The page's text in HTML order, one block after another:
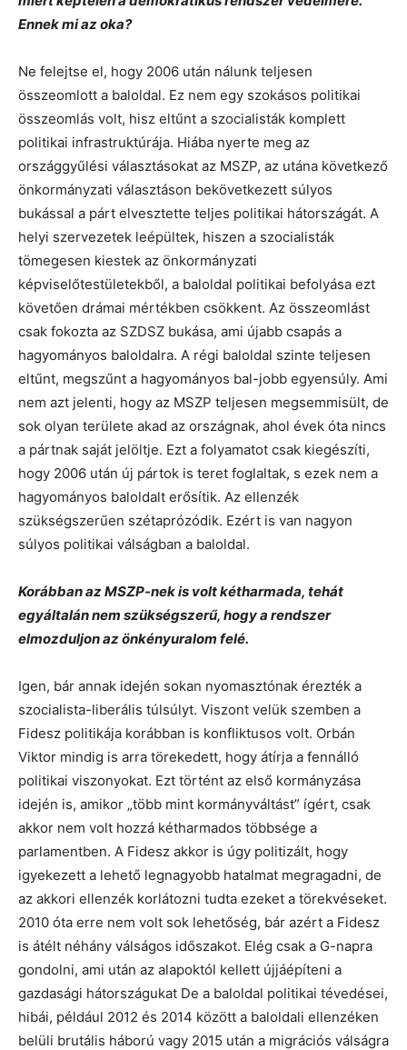
Ennek mi az oka?
Ne felejtse el, hogy 2006 után nálunk teljesen
összeomlott a baloldal. Ez nem egy szokásos politikai
összeomlás volt, hisz eltűnt a szocialisták komplett
politikai infrastruktúrája. Hiába nyerte meg az
országgyűlési választásokat az MSZP, az utána következő
önkormányzati választáson bekövetkezett súlyos
bukással a párt elvesztette teljes politikai hátországát. A
helyi szervezetek leépültek, hiszen a szocialisták
tömegesen kiestek az önkormányzati
képviselőtestületekből, a baloldal politikai befolyása ezt
követően drámai mértékben csökkent. Az összeomlást
csak fokozta az SZDSZ bukása, ami újabb csapás a
hagyományos baloldalra. A régi baloldal szinte teljesen
eltűnt, megszűnt a hagyományos bal-jobb egyensúly. Ami
nem azt jelenti, hogy az MSZP teljesen megsemmisült, de
sok olyan területe akad az országnak, ahol évek óta nincs
a pártnak saját jelöltje. Ezt a folyamatot csak kiegészíti,
hogy 2006 után új pártok is teret foglaltak, s ezek nem a
hagyományos baloldalt erősítik. Az ellenzék
szükségszerűen szétaprózódik. Ezért is van nagyon
súlyos politikai válságban a baloldal.
Korábban az MSZP-nek is volt kétharmada, tehát
egyáltalán nem szükségszerű, hogy a rendszer
elmozduljon az önkényuralom felé.
Igen, bár annak idején sokan nyomasztónak érezték a
szocialista-liberális túlsúlyt. Viszont velük szemben a
Fidesz politikája korábban is konfliktusos volt. Orbán
Viktor mindig is arra törekedett, hogy átírja a fennálló
politikai viszonyokat. Ezt történt az első kormányzása
idején is, amikor „több mint kormányváltást” ígért, csak
akkor nem volt hozzá kétharmados többsége a
parlamentben. A Fidesz akkor is úgy politizált, hogy
igyekezett a lehető legnagyobb hatalmat megragadni, de
az akkori ellenzék korlátozni tudta ezeket a törekvéseket.
2010 óta erre nem volt sok lehetőség, bár azért a Fidesz
is átélt néhány válságos időszakot. Elég csak a G-napra
gondolni, ami után az alapoktól kellett újjáépíteni a
gazdasági hátországukat De a baloldal politikai tévedései,
hibái, például 2012 és 2014 között a baloldali ellenzéken
belüli brutális háború vagy 2015 után a migrációs válságra